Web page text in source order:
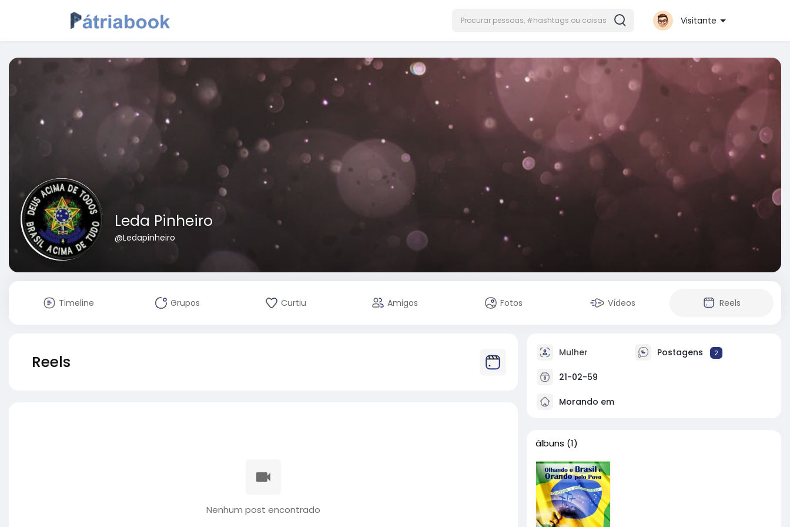
Visitante
Leda Pinheiro
@Ledapinheiro
Timeline Grupos Curtiu Amigos Fotos Vídeos Reels
Reels
Nenhum post encontrado
Mulher Postagens 2
21-02-59
Morando em
álbuns (1)